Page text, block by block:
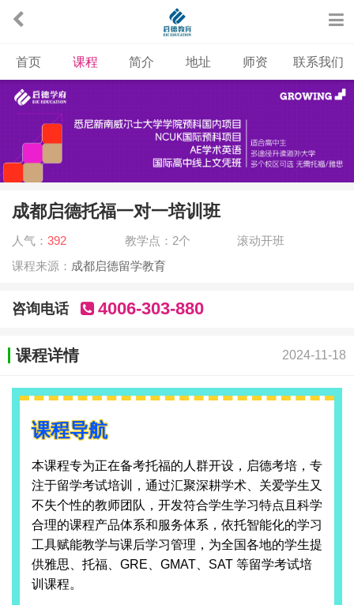
首页 课程 简介 地址 师资 联系我们
成都启德托福一对一培训班
人气： 392 教学点：2个
滚动开班
课程来源： 成都启德留学教育
咨询电话 4006-303-880
课程详情 2024-11-18
课程导航
本课程专为正在备考托福的人群开设，启德考培，专
注于留学考试培训，通过汇聚深耕学术、关爱学生又
不失个性的教师团队，开发符合学生学习特点且科学
合理的课程产品体系和服务体系，依托智能化的学习
工具赋能教学与课后学习管理，为全国各地的学生提
供雅思、托福、GRE、GMAT、SAT 等留学考试培
训课程。